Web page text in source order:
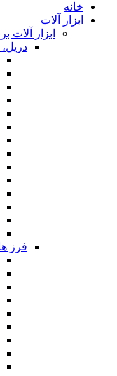
خانه
ابزار آلات
ابزار آلات
فرز